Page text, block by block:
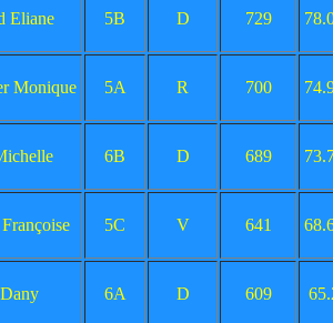
Eliane 5B D 729
Monique 5A R 700
6B D 689
5C V 641
6A D 609